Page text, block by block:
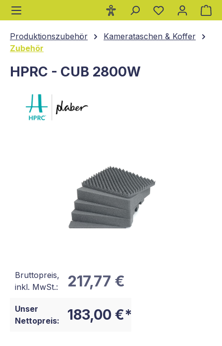
springen
Produktionszubehör
Kamerataschen & Koffer
Zubehör
HPRC - CUB 2800W
Bruttopreis,
inkl. MwSt.:
217,77 €
Unser
Nettopreis:
183,00 €*